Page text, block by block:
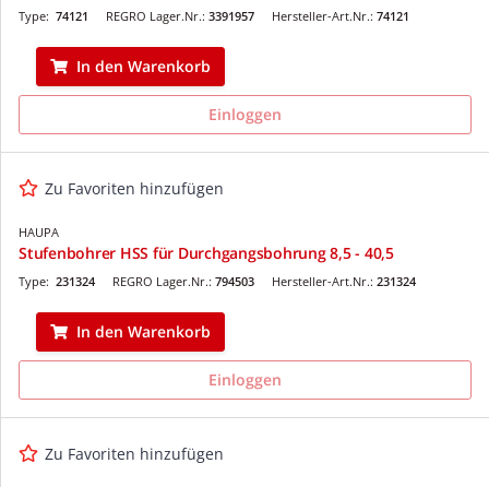
REGRO Lager.Nr.: 3391957
Type: 74121 Hersteller-Art.Nr.: 74121
In den Warenkorb
Einloggen
Zu Favoriten hinzufügen
HAUPA
Stufenbohrer HSS für Durchgangsbohrung 8,5 - 40,5
REGRO Lager.Nr.: 794503
Type: 231324 Hersteller-Art.Nr.: 231324
In den Warenkorb
Einloggen
Zu Favoriten hinzufügen